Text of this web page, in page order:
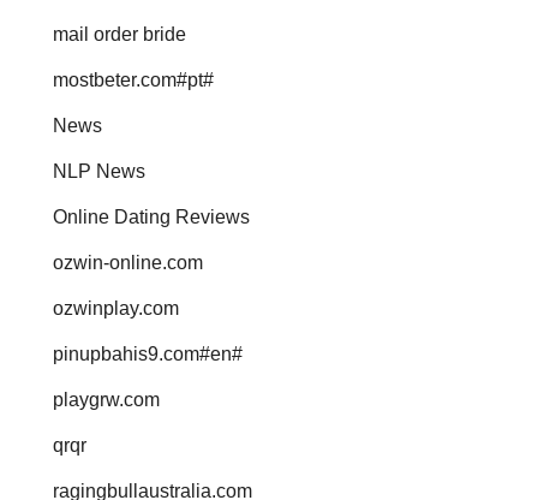
mail order bride
mostbeter.com#pt#
News
NLP News
Online Dating Reviews
ozwin-online.com
ozwinplay.com
pinupbahis9.com#en#
playgrw.com
qrqr
ragingbullaustralia.com